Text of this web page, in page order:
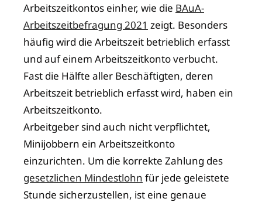
Arbeitszeitkontos einher, wie die BAuA-
Arbeitszeitbefragung 2021 zeigt. Besonders
häufig wird die Arbeitszeit betrieblich erfasst
und auf einem Arbeitszeitkonto verbucht.
Fast die Hälfte aller Beschäftigten, deren
Arbeitszeit betrieblich erfasst wird, haben ein
Arbeitszeitkonto.
Arbeitgeber sind auch nicht verpflichtet,
Minijobbern ein Arbeitszeitkonto
einzurichten. Um die korrekte Zahlung des
gesetzlichen Mindestlohn für jede geleistete
Stunde sicherzustellen, ist eine genaue